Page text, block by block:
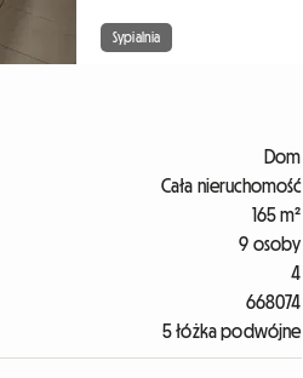
Sypialnia
Dom
Cała nieruchomość
165 m²
9 osoby
4
668074
5 łóżka podwójne